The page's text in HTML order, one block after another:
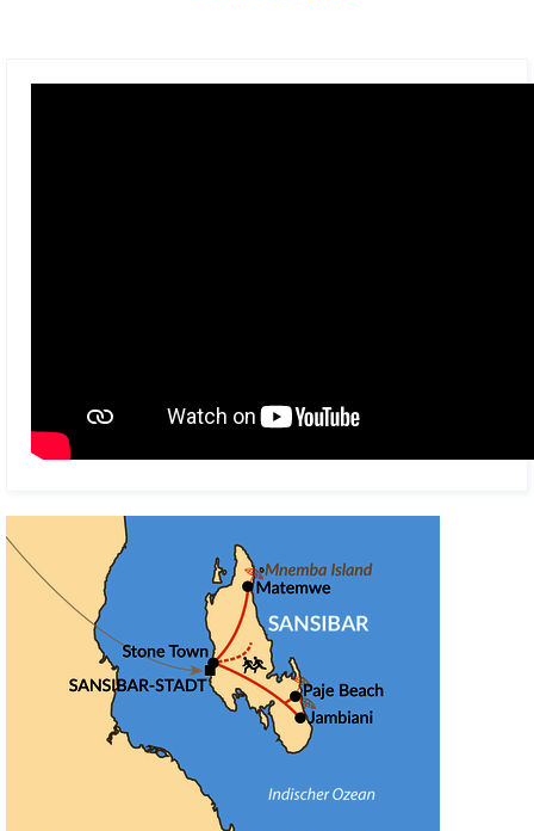
Vielfalt Sansibars
mit Ismail
Nach dem Marathon wechseln wir an die traumhafte Ostküste
zum Entspannen. Gemeinsam mit unserem deutschsprachigen
Reiseleiter Ismail entdeckt ihr auf abwechslungsreichen
Ausflügen die Naturwunder der Insel. Ob Jozani-Wald, versteckte
Höhlen, traditionelle Dörfer oder Bootstouren entlang der Küste –
Ismail kennt Sansibar wie kaum ein anderer und zeigt euch die
Insel aus einer ganz persönlichen Perspektive.